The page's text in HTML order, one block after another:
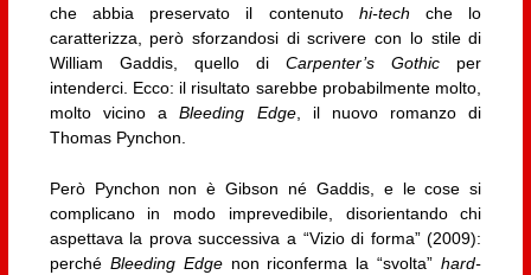
che abbia preservato il contenuto hi-tech che lo
caratterizza, però sforzandosi di scrivere con lo stile di
William Gaddis, quello diCarpenter’s Gothic per
intenderci. Ecco: il risultato sarebbe probabilmente molto,
molto vicino aBleeding Edge, il nuovo romanzo di
Thomas Pynchon.
Però Pynchon non è Gibson né Gaddis, e le cose si
complicano in modo imprevedibile, disorientando chi
aspettava la prova successiva a “Vizio di forma” (2009):
perché Bleeding Edge non riconferma la “svolta”hard-